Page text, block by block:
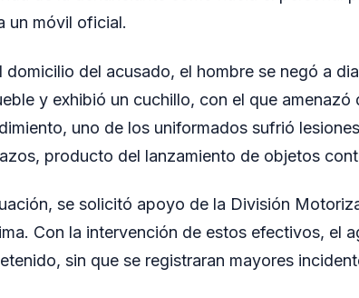
un móvil oficial.
del acusado, el hombre se negó a
y exhibió un cuchillo, con el que amenazó
uno de los uniformados sufrió
producto del lanzamiento de objetos
se solicitó apoyo de la División
Con la intervención de estos efectivos, el
sin que se registraran mayores